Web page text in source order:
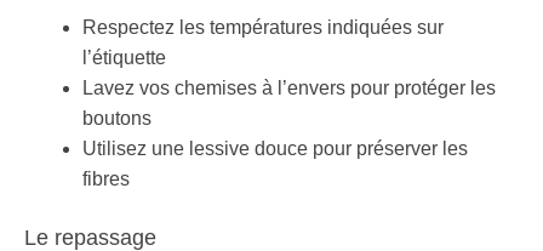
Respectez les températures indiquées sur
l’étiquette
Lavez vos chemises à l’envers pour protéger les
boutons
Utilisez une lessive douce pour préserver les
fibres
Le repassage